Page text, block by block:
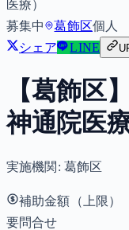
医療）
募集中
葛飾区個人
シェア
LINE
【葛飾区
神通院医療
実施機関: 葛飾区
補助金額（上限）
要問合せ